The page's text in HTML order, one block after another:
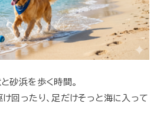
砂浜を歩く時間。
回ったり、足だけそっと海に入って